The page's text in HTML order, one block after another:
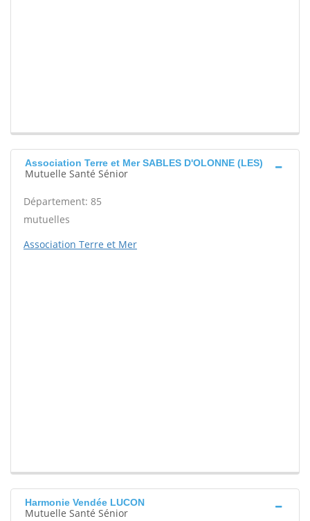
Association Terre et Mer SABLES D'OLONNE (LES)
Mutuelle Santé Sénior
Département: 85
mutuelles
Association Terre et Mer
Harmonie Vendée LUCON
Mutuelle Santé Sénior